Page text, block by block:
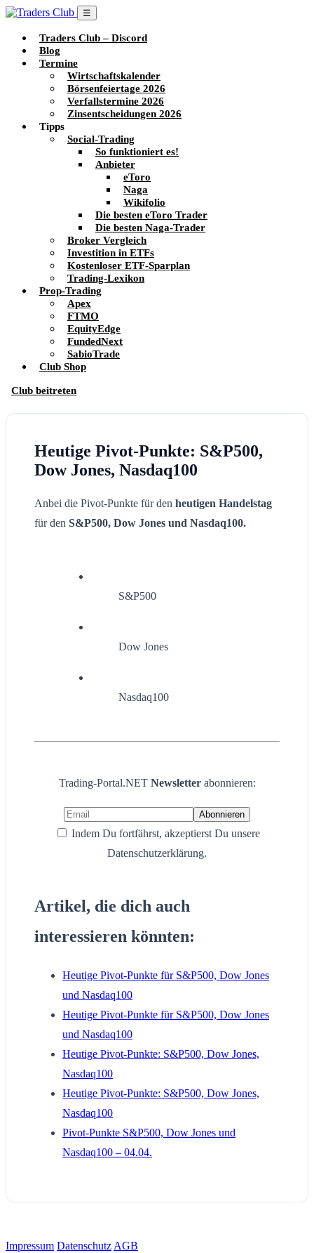
☰
Traders Club – Discord
Blog
Termine
Wirtschaftskalender
Börsenfeiertage 2026
Verfallstermine 2026
Zinsentscheidungen 2026
Tipps
Social-Trading
So funktioniert es!
Anbieter
eToro
Naga
Wikifolio
Die besten eToro Trader
Die besten Naga-Trader
Broker Vergleich
Investition in ETFs
Kostenloser ETF-Sparplan
Trading-Lexikon
Prop-Trading
Apex
FTMO
EquityEdge
FundedNext
SabioTrade
Club Shop
Club beitreten
Heutige Pivot-Punkte: S&P500,
Dow Jones, Nasdaq100
Anbei die Pivot-Punkte für den heutigen Handelstag
für den S&P500, Dow Jones und Nasdaq100.
S&P500
Dow Jones
Nasdaq100
Trading-Portal.NET Newsletter abonnieren:
Indem Du fortfährst, akzeptierst Du unsere
Datenschutzerklärung.
Artikel, die dich auch
interessieren könnten:
Heutige Pivot-Punkte für S&P500, Dow Jones
und Nasdaq100
Heutige Pivot-Punkte für S&P500, Dow Jones
und Nasdaq100
Heutige Pivot-Punkte: S&P500, Dow Jones,
Nasdaq100
Heutige Pivot-Punkte: S&P500, Dow Jones,
Nasdaq100
Pivot-Punkte S&P500, Dow Jones und
Nasdaq100 – 04.04.
Impressum Datenschutz AGB